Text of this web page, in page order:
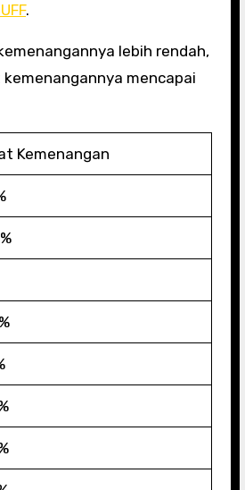
.
lebih rendah,
mencapai
Kemenangan